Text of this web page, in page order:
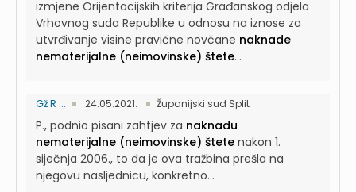
izmjene Orijentacijskih kriterija Građanskog odjela
Vrhovnog suda Republike u odnosu na iznose za
utvrđivanje visine pravične novčane naknade
nematerijalne (neimovinske) štete...
Gž R ... 24.05.2021. Županijski sud Split
P., podnio pisani zahtjev za naknadu
nematerijalne (neimovinske) štete nakon 1.
siječnja 2006., to da je ova tražbina prešla na
njegovu nasljednicu, konkretno...